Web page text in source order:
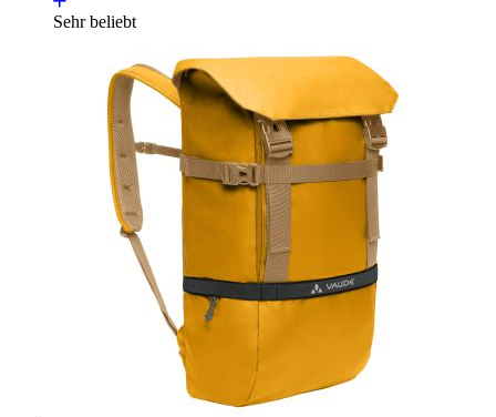
Sehr beliebt